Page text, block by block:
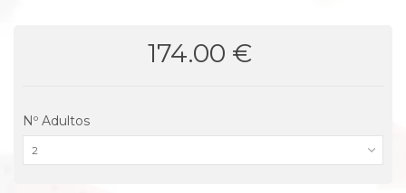
174.00 €
Nº Adultos
2